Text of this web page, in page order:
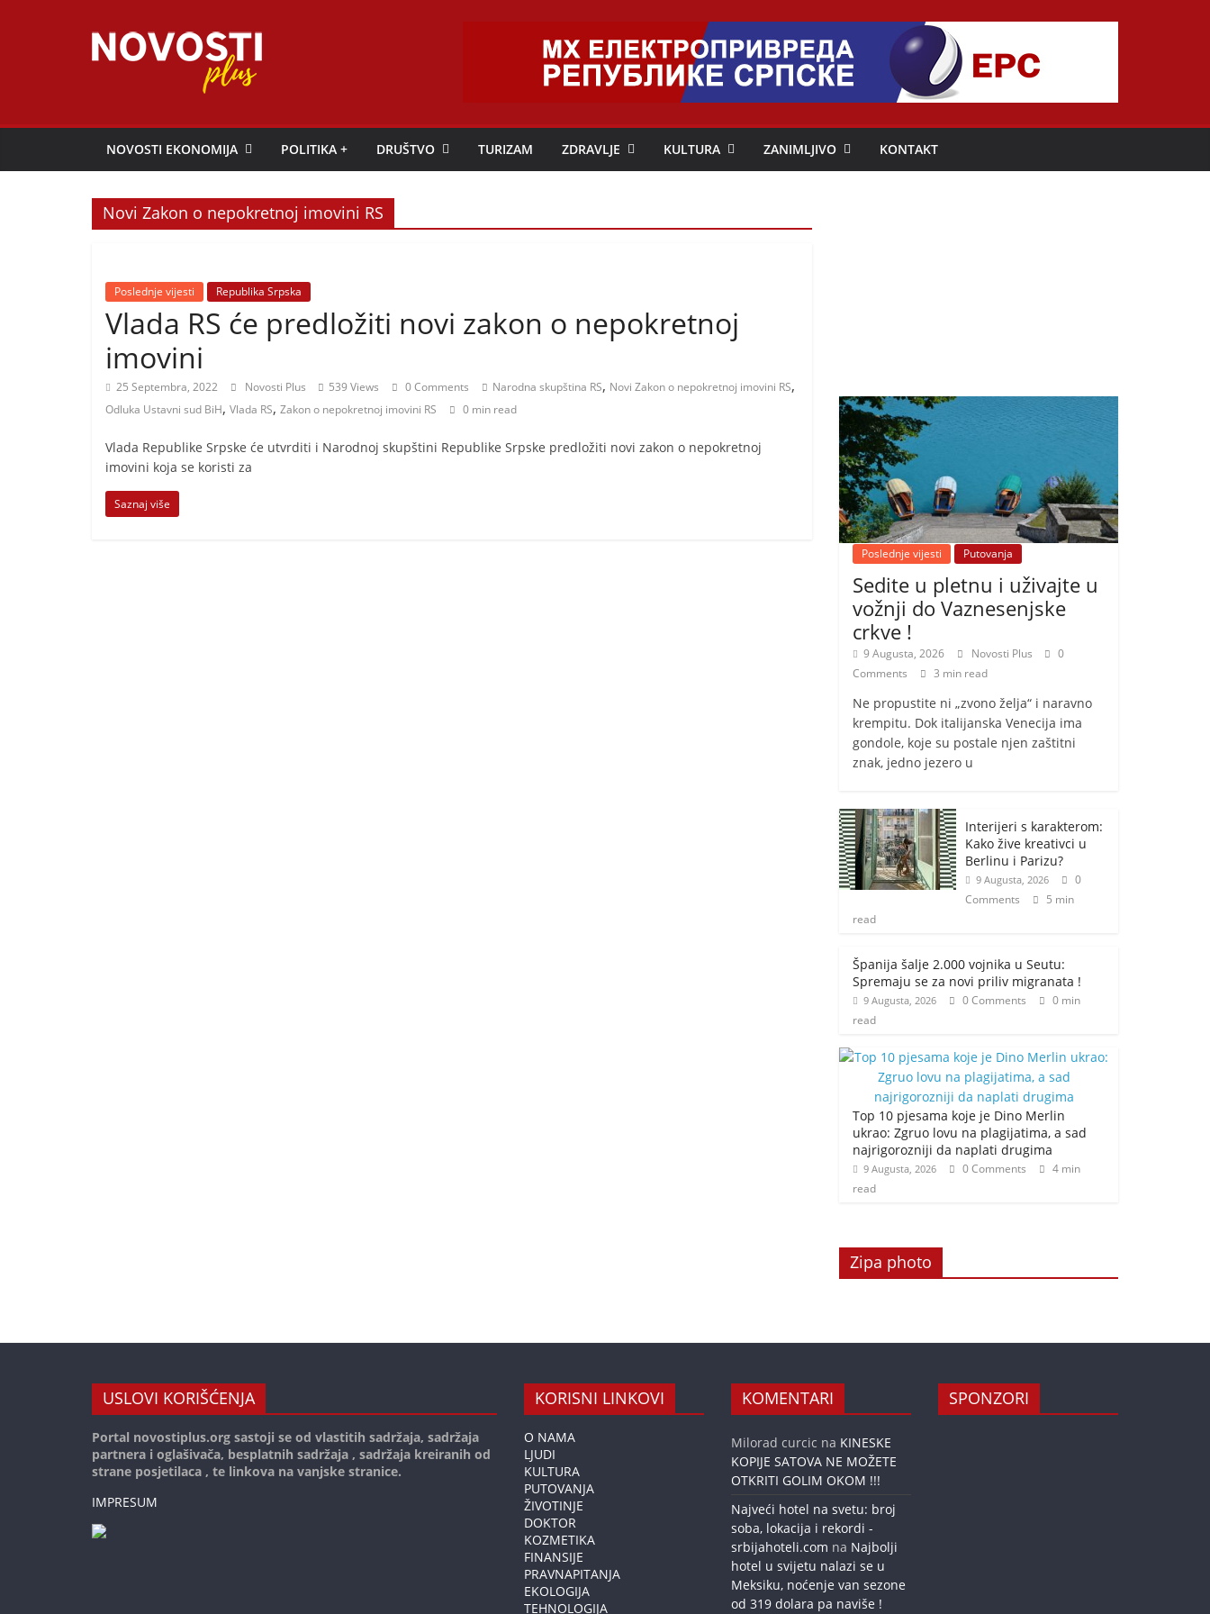
Novosti
Plus
r
NOVOSTI EKONOMIJA POLITIKA + DRUŠTVO TURIZAM ZDRAVLJE KULTURA ZANIMLJIVO KONTAKT
Novi Zakon o nepokretnoj imovini RS
Poslednje vijesti Republika Srpska
Vlada RS će predložiti novi zakon o nepokretnoj
imovini
25 Septembra, 2022 Novosti Plus 539 Views 0 Comments Narodna skupština RS, Novi Zakon o nepokretnoj imovini RS,
Odluka Ustavni sud BiH, Vlada RS, Zakon o nepokretnoj imovini RS 0 min read
Vlada Republike Srpske će utvrditi i Narodnoj skupštini Republike Srpske predložiti novi zakon o nepokretnoj
imovini koja se koristi za
Saznaj više
Poslednje vijesti Putovanja
Sedite u pletnu i uživajte u
vožnji do Vaznesenjske
crkve !
9 Augusta, 2026 Novosti Plus
0
Comments
3 min read
Ne propustite ni „zvono želja“ i naravno
krempitu. Dok italijanska Venecija ima
gondole, koje su postale njen zaštitni
znak, jedno jezero u
Interijeri s karakterom:
Kako žive kreativci u
Berlinu i Parizu?
9 Augusta, 2026
0
Comments
5 min
read
Španija šalje 2.000 vojnika u Seutu:
Spremaju se za novi priliv migranata !
9 Augusta, 2026 0 Comments
0 min
read
Top 10 pjesama koje je Dino Merlin
ukrao: Zgruo lovu na plagijatima, a sad
najrigorozniji da naplati drugima
9 Augusta, 2026 0 Comments
4 min
read
Zipa photo
USLOVI KORIŠĆENJA
Portal novostiplus.org sastoji se od vlastitih sadržaja, sadržaja
partnera i oglašivača, besplatnih sadržaja , sadržaja kreiranih od
strane posjetilaca , te linkova na vanjske stranice.
IMPRESUM
KORISNI LINKOVI
O NAMA
LJUDI
KULTURA
PUTOVANJA
ŽIVOTINJE
DOKTOR
KOZMETIKA
FINANSIJE
PRAVNAPITANJA
EKOLOGIJA
TEHNOLOGIJA
KOMENTARI
Milorad curcic na KINESKE
KOPIJE SATOVA NE MOŽETE
OTKRITI GOLIM OKOM !!!
Najveći hotel na svetu: broj
soba, lokacija i rekordi -
srbijahoteli.com na Najbolji
hotel u svijetu nalazi se u
Meksiku, noćenje van sezone
od 319 dolara pa naviše !
SPONZORI